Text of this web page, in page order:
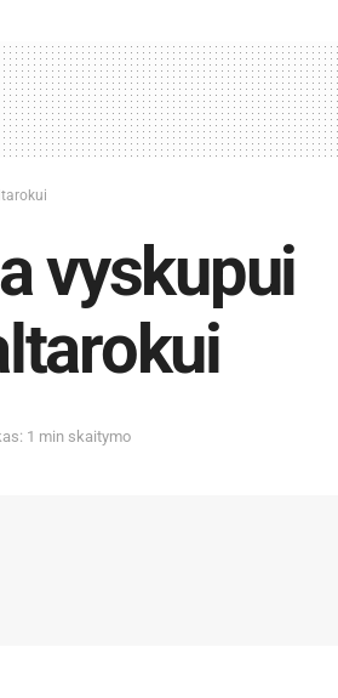
vyskupui
1 min skaitymo